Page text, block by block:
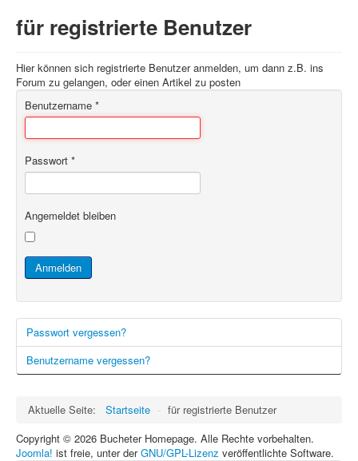
für registrierte Benutzer
Hier können sich registrierte Benutzer anmelden, um dann z.B. ins
Forum zu gelangen, oder einen Artikel zu posten
Benutzername *
Passwort *
Angemeldet bleiben
Anmelden
Passwort vergessen?
Benutzername vergessen?
Aktuelle Seite: Startseite - für registrierte Benutzer
Copyright © 2026 Bucheter Homepage. Alle Rechte vorbehalten.
Joomla! ist freie, unter derGNU/GPL-Lizenz veröffentlichte Software.